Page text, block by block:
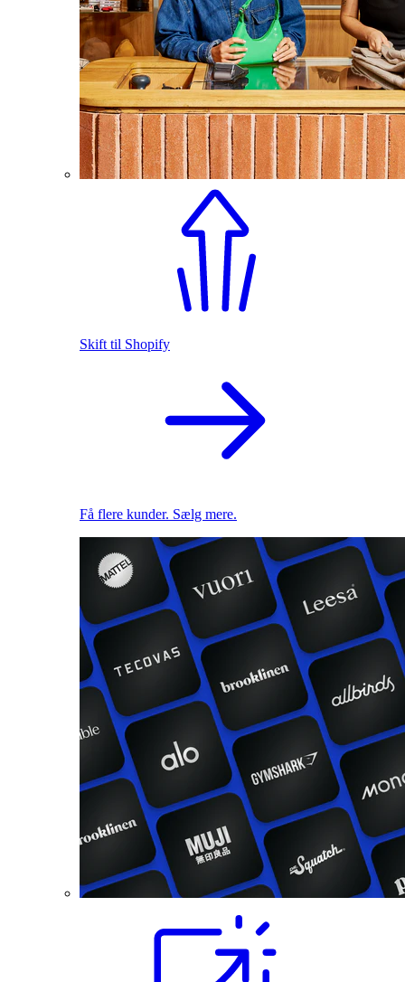
Skift til Shopify
Få flere kunder. Sælg mere.